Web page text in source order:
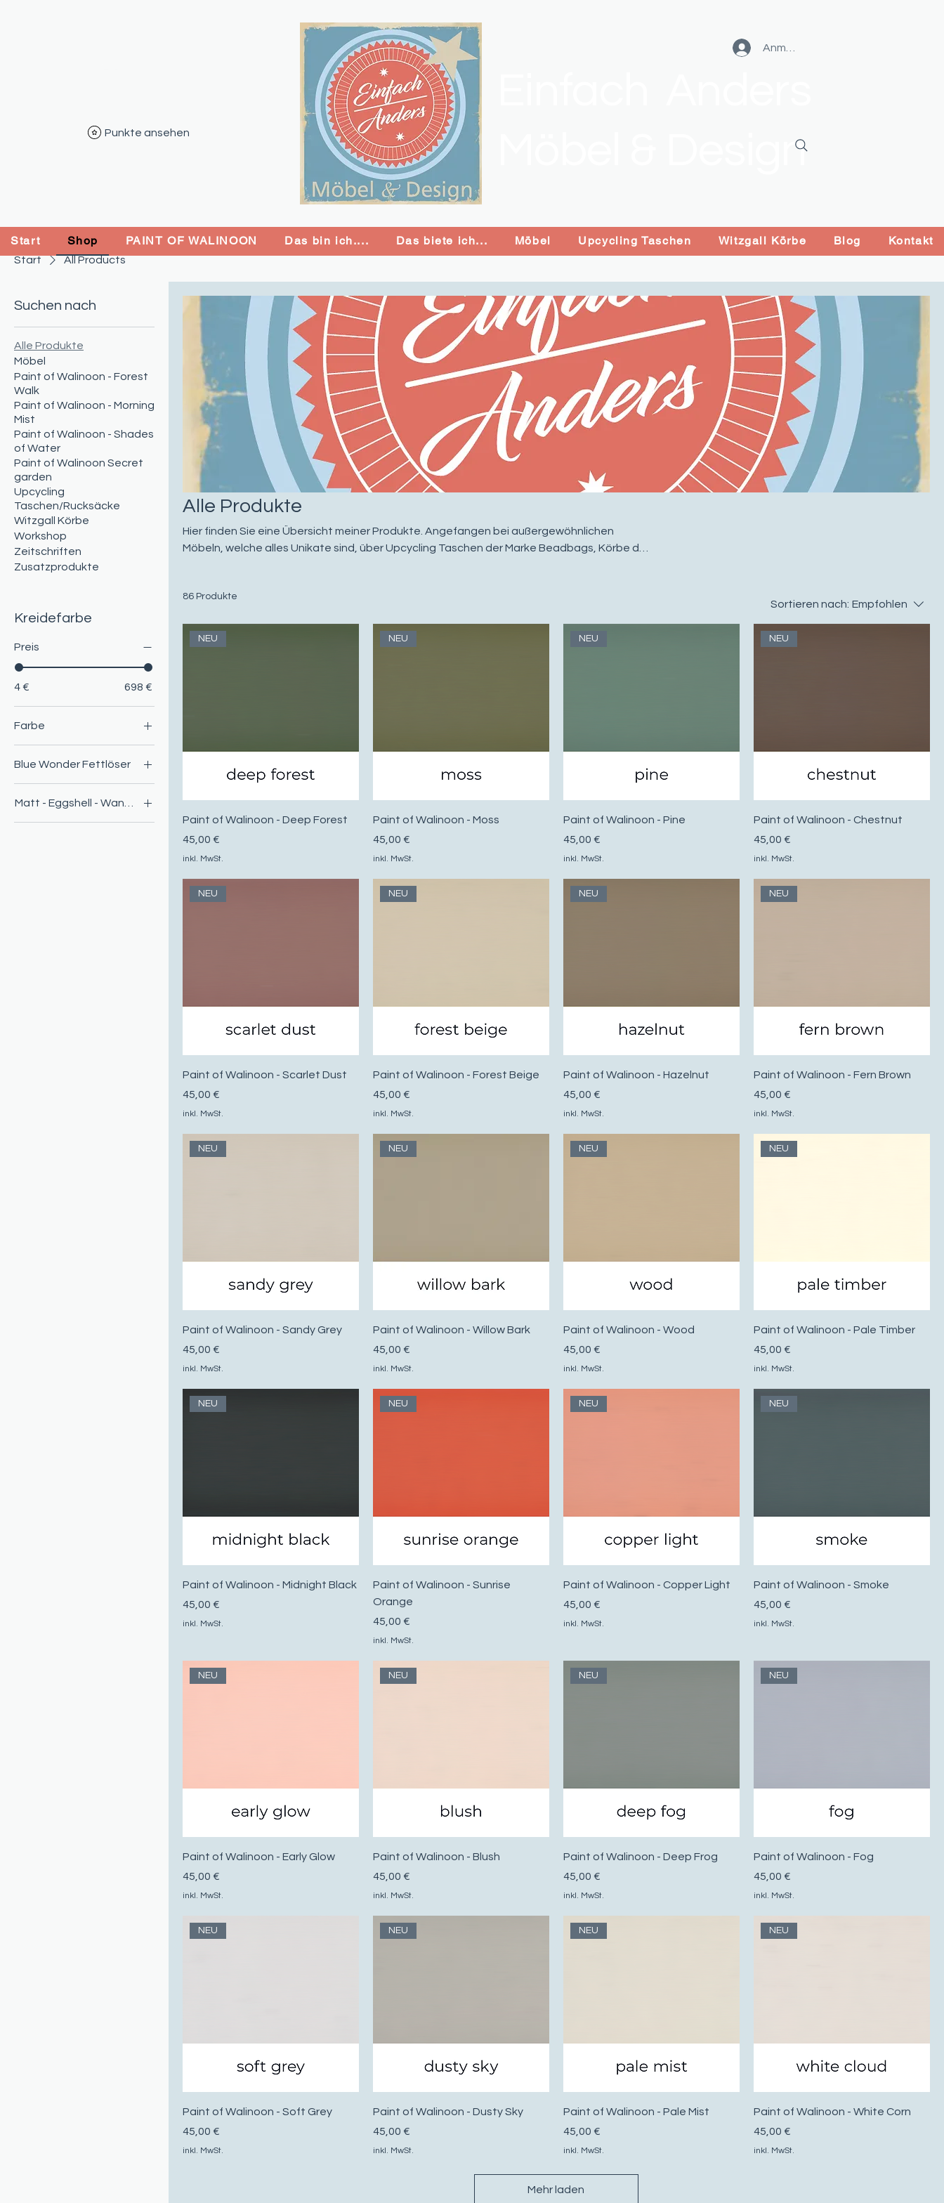
Punkte ansehen
Anmelden
Möbel & Design
Start Shop PAINT OF WALINOON Das bin ich.... Das biete ich... Möbel Upcycling Taschen Witzgall Körbe Blog Kontakt
Start All Products
Suchen nach
Alle Produkte
Möbel
Paint of Walinoon - Forest
Walk
Paint of Walinoon - Morning
Mist
Paint of Walinoon - Shades
of Water
Paint of Walinoon Secret
garden
Upcycling
Taschen/Rucksäcke
Witzgall Körbe
Workshop
Zeitschriften
Zusatzprodukte
Kreidefarbe
Preis
4 € 698 €
Farbe
Blue Wonder Fettlöser
Superfettlöser
Matt - Eggshell - Wandfarbe
Alle Produkte
Hier finden Sie eine Übersicht meiner Produkte. Angefangen bei außergewöhnlichen
Möbeln, welche alles Unikate sind, über Upcycling Taschen der Marke Beadbags, Körbe der
86 Produkte
Sortieren nach: Empfohlen
NEU
Paint of Walinoon - Deep Forest
Preis
45,00 €
inkl. MwSt.
NEU
Paint of Walinoon - Moss
Preis
45,00 €
inkl. MwSt.
NEU
Paint of Walinoon - Pine
Preis
45,00 €
inkl. MwSt.
NEU
Paint of Walinoon - Chestnut
Preis
45,00 €
inkl. MwSt.
NEU
Paint of Walinoon - Scarlet Dust
Preis
45,00 €
inkl. MwSt.
NEU
Paint of Walinoon - Forest Beige
Preis
45,00 €
inkl. MwSt.
NEU
Paint of Walinoon - Hazelnut
Preis
45,00 €
inkl. MwSt.
NEU
Paint of Walinoon - Fern Brown
Preis
45,00 €
inkl. MwSt.
NEU
Paint of Walinoon - Sandy Grey
Preis
45,00 €
inkl. MwSt.
NEU
Paint of Walinoon - Willow Bark
Preis
45,00 €
inkl. MwSt.
NEU
Paint of Walinoon - Wood
Preis
45,00 €
inkl. MwSt.
NEU
Paint of Walinoon - Pale Timber
Preis
45,00 €
inkl. MwSt.
NEU
Paint of Walinoon - Midnight Black
Preis
45,00 €
inkl. MwSt.
NEU
Paint of Walinoon - Sunrise
Orange
Preis
45,00 €
inkl. MwSt.
NEU
Paint of Walinoon - Copper Light
Preis
45,00 €
inkl. MwSt.
NEU
Paint of Walinoon - Smoke
Preis
45,00 €
inkl. MwSt.
NEU
Paint of Walinoon - Early Glow
Preis
45,00 €
inkl. MwSt.
NEU
Paint of Walinoon - Blush
Preis
45,00 €
inkl. MwSt.
NEU
Paint of Walinoon - Deep Frog
Preis
45,00 €
inkl. MwSt.
NEU
Paint of Walinoon - Fog
Preis
45,00 €
inkl. MwSt.
NEU
Paint of Walinoon - Soft Grey
Preis
45,00 €
inkl. MwSt.
NEU
Paint of Walinoon - Dusty Sky
Preis
45,00 €
inkl. MwSt.
NEU
Paint of Walinoon - Pale Mist
Preis
45,00 €
inkl. MwSt.
NEU
Paint of Walinoon - White Corn
Preis
45,00 €
inkl. MwSt.
Mehr laden